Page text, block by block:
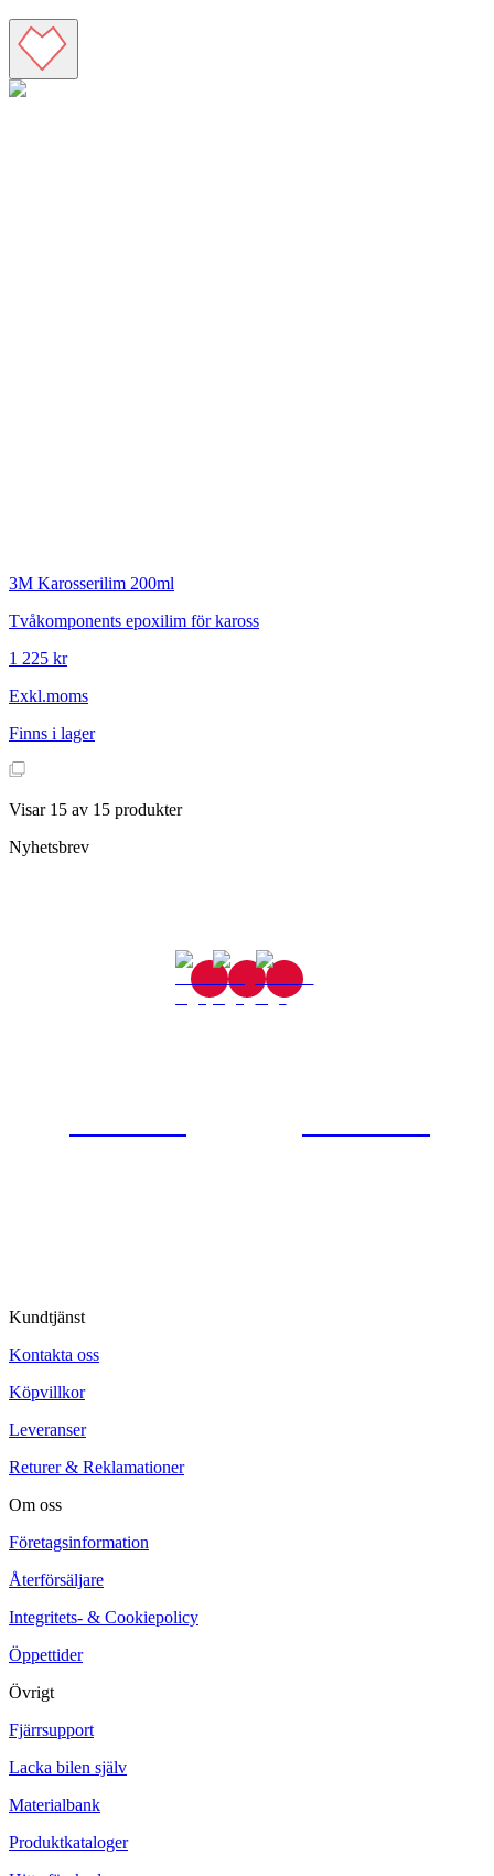
3M Karosserilim 200ml
Tvåkomponents epoxilim för kaross
1 225 kr
Exkl.moms
Finns i lager
Visar15 av 15 produkter
Nyhetsbrev
Kundtjänst
Kontakta oss
Köpvillkor
Leveranser
Returer & Reklamationer
Om oss
Företagsinformation
Återförsäljare
Integritets- & Cookiepolicy
Öppettider
Övrigt
Fjärrsupport
Lacka bilen själv
Materialbank
Produktkataloger